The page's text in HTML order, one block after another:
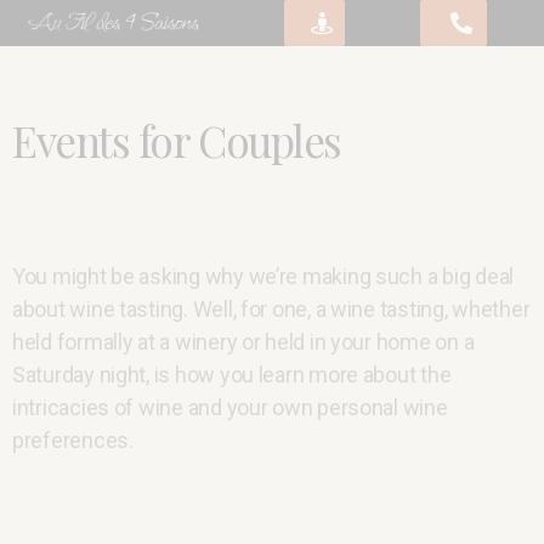
Events for Couples
You might be asking why we’re making such a big deal
about wine tasting. Well, for one, a wine tasting, whether
held formally at a winery or held in your home on a
Saturday night, is how you learn more about the
intricacies of wine and your own personal wine
preferences.